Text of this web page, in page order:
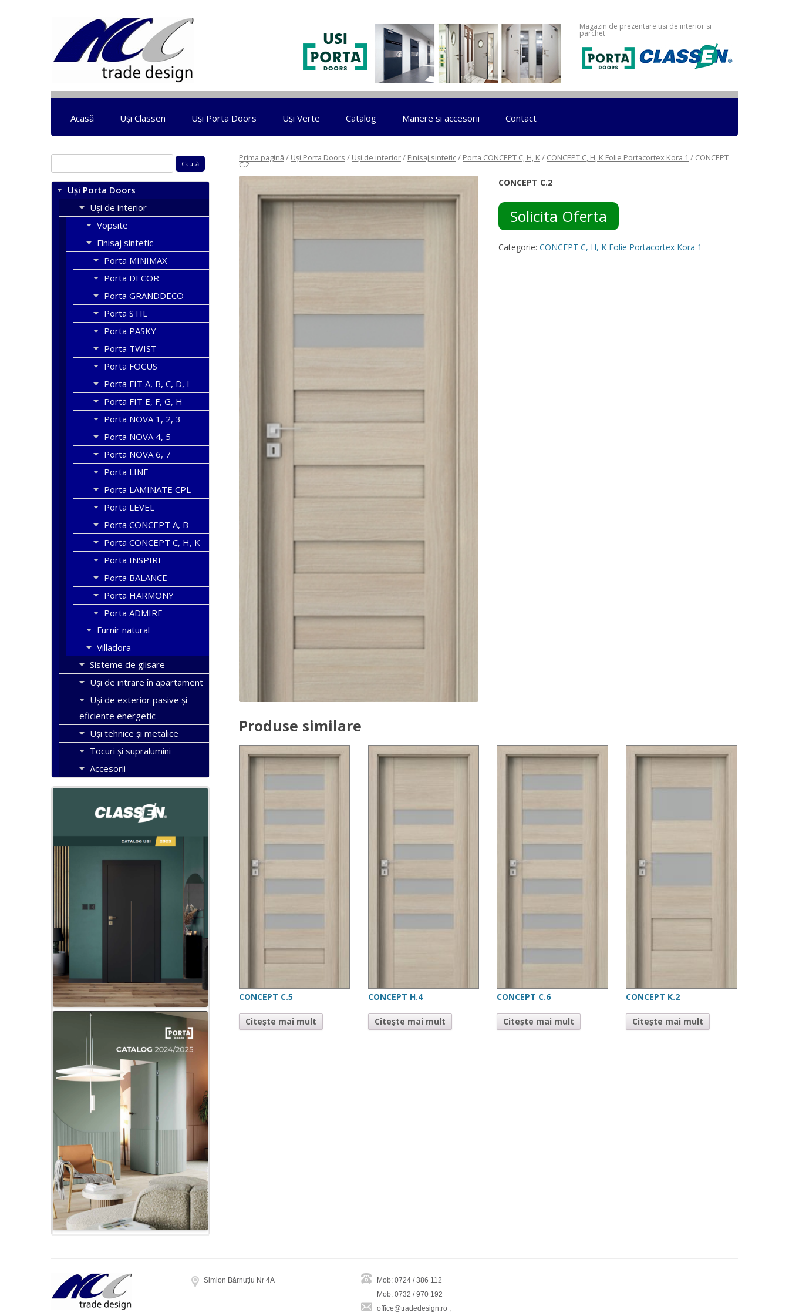
Magazin de prezentare usi de interior si
parchet
Sari la conținut
Acasă Uși Classen Uși Porta Doors Uși Verte Catalog Manere si accesorii Contact
Prima pagină / Uși Porta Doors / Uși de interior/ Finisaj sintetic/ Porta CONCEPT C, H, K/ CONCEPT C, H, K Folie Portacortex Kora 1 / CONCEPT
C.2
CONCEPT C.2
Solicita Oferta
Categorie: CONCEPT C, H, K Folie Portacortex Kora 1
Produse similare
CONCEPT C.5
Citește mai mult
CONCEPT H.4
Citește mai mult
CONCEPT C.6
Citește mai mult
CONCEPT K.2
Citește mai mult
după:
Uși Porta Doors
Uși de interior
Vopsite
Finisaj sintetic
Porta MINIMAX
Porta DECOR
Porta GRANDDECO
Porta STIL
Porta PASKY
Porta TWIST
Porta FOCUS
Porta FIT A, B, C, D, I
Porta FIT E, F, G, H
Porta NOVA 1, 2, 3
Porta NOVA 4, 5
Porta NOVA 6, 7
Porta LINE
Porta LAMINATE CPL
Porta LEVEL
Porta CONCEPT A, B
Porta CONCEPT C, H, K
Porta INSPIRE
Porta BALANCE
Porta HARMONY
Porta ADMIRE
Furnir natural
Villadora
Sisteme de glisare
Uși de intrare în apartament
Uşi de exterior pasive şi
eficiente energetic
Uși tehnice și metalice
Tocuri şi supralumini
Accesorii
Simion Bărnuțiu Nr 4A
Mob: 0724 / 386 112
Mob: 0732 / 970 192
office@tradedesign.ro ,